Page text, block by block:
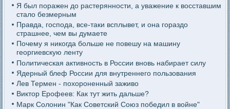
Я был поражен до растерянности, а уважение к восставшим
стало безмерным
Правда, господа, все-таки всплывет, и она гораздо
страшнее, чем вы думаете
Почему я никогда больше не повешу на машину
георгиевскую ленту
Политическая активность в России вновь набирает силу
Ядерный блеф России для внутреннего пользования
Лев Термен - похороненный заживо
Виктор Ерофеев: Как тут жить дальше?
Марк Солонин "Как Советский Союз победил в войне"